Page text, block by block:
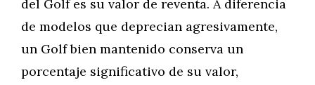
del Golf es su valor de reventa. A diferencia
de modelos que deprecian agresivamente,
un Golf bien mantenido conserva un
porcentaje significativo de su valor,